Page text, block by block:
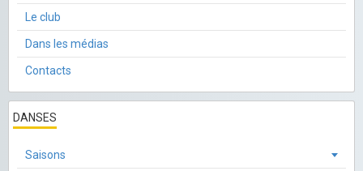
Le club
Dans les médias
Contacts
DANSES
Saisons